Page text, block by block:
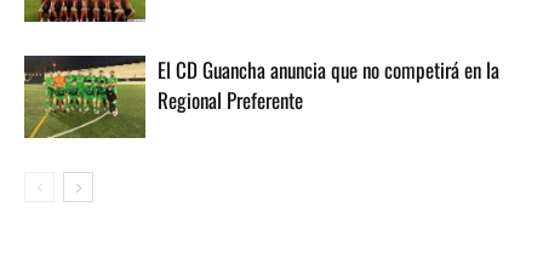
El CD Guancha anuncia que no competirá en la
Regional Preferente